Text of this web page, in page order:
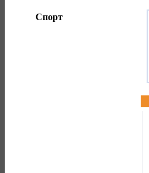
Спорт